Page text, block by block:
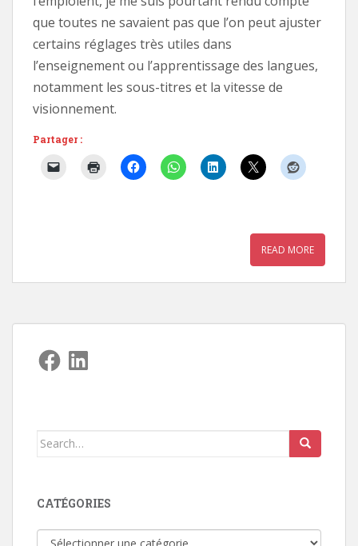
que toutes ne savaient pas que l’on peut ajuster
certains réglages très utiles dans
l’enseignement ou l’apprentissage des langues,
notamment les sous-titres et la vitesse de
visionnement.
Partager :
READ MORE
Facebook
LinkedIn
Search
CATÉGORIES
Catégories